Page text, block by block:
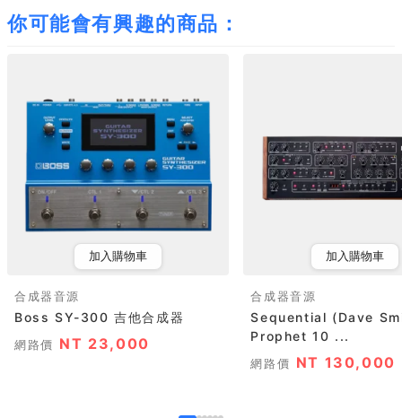
你可能會有興趣的商品：
加入購物車
合成器音源
Boss SY-300 吉他合成器
網路價 NT 23,000
加入購物車
合成器音源
Sequential (Dave
Prophet 10 ...
網路價 NT 130,000